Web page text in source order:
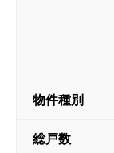
物件種別
総戸数